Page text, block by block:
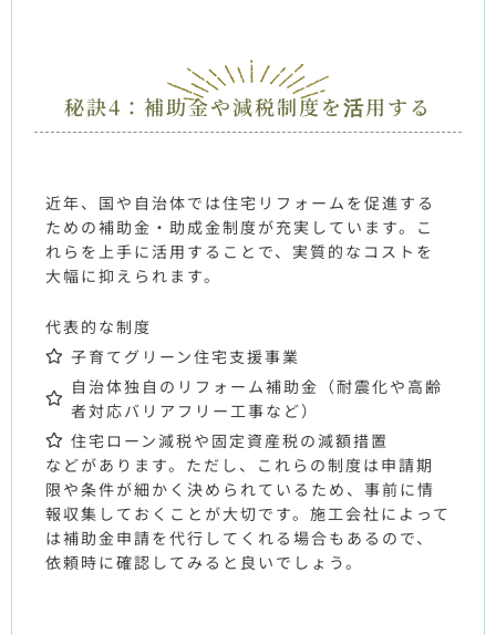
秘訣4：補助金や減税制度を活用する
近年、国や自治体では住宅リフォームを促進する
ための補助金・助成金制度が充実しています。こ
れらを上手に活用することで、実質的なコストを
大幅に抑えられます。
代表的な制度
子育てグリーン住宅支援事業
自治体独自のリフォーム補助金（耐震化や高齢
者対応バリアフリー工事など）
住宅ローン減税や固定資産税の減額措置
などがあります。ただし、これらの制度は申請期
限や条件が細かく決められているため、事前に情
報収集しておくことが大切です。施工会社によって
は補助金申請を代行してくれる場合もあるので、
依頼時に確認してみると良いでしょう。